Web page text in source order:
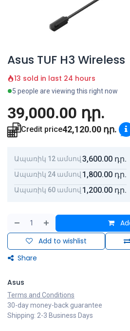
Asus TUF H3 Wireless
13 sold in last 24 hours
5 people are viewing this right now
39,000.00 դր.
Credit price42,120.00 դր.
Ապառիկ 12 ամսով 3,600.00 դր.
Ապառիկ 24 ամսով 1,800.00 դր.
Ապառիկ 60 ամսով 1,200.00 դր.
Add to wishlist
Share
Asus
Terms and Conditions
30-day money-back guarantee
Shipping: 2-3 Business Days